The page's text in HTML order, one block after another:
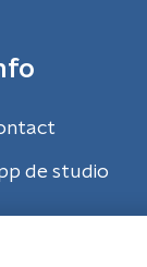
de studio